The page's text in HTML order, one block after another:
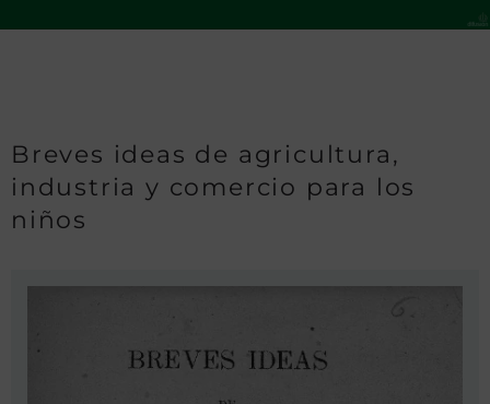
Breves ideas de agricultura,
industria y comercio para los
niños